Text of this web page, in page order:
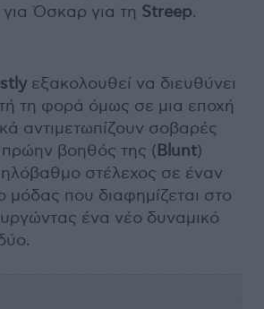
Όσκαρ για τη Streep.
εξακολουθεί να διευθύνει
τη φορά όμως σε μια εποχή
αντιμετωπίζουν σοβαρές
βοηθός της ( Blunt)
στέλεχος σε έναν
μόδας που διαφημίζεται στο
ένα νέο δυναμικό